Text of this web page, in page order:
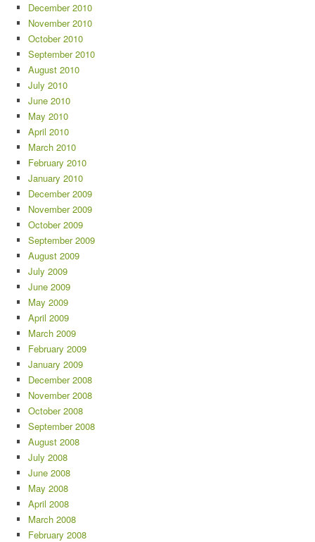
December 2010
November 2010
October 2010
September 2010
August 2010
July 2010
June 2010
May 2010
April 2010
March 2010
February 2010
January 2010
December 2009
November 2009
October 2009
September 2009
August 2009
July 2009
June 2009
May 2009
April 2009
March 2009
February 2009
January 2009
December 2008
November 2008
October 2008
September 2008
August 2008
July 2008
June 2008
May 2008
April 2008
March 2008
February 2008